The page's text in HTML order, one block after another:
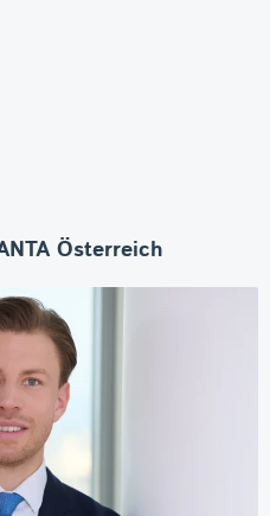
Österreich